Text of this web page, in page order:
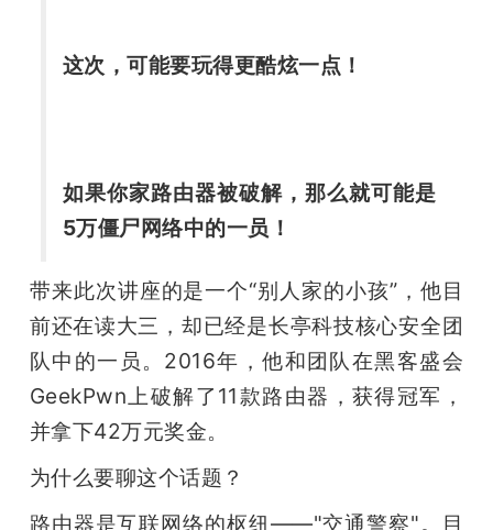
动
心
专
题
爱
这次，可能要玩得更酷炫一点！
如果你家路由器被破解，那么就可能是
5万僵尸网络中的一员！
带来此次讲座的是一个“别人家的小孩”，他目
前还在读大三，却已经是长亭科技核心安全团
队中的一员。2016年，他和团队在黑客盛会
GeekPwn上破解了11款路由器，获得冠军，
并拿下42万元奖金。
为什么要聊这个话题？
路由器是互联网络的枢纽——"交通警察"。目